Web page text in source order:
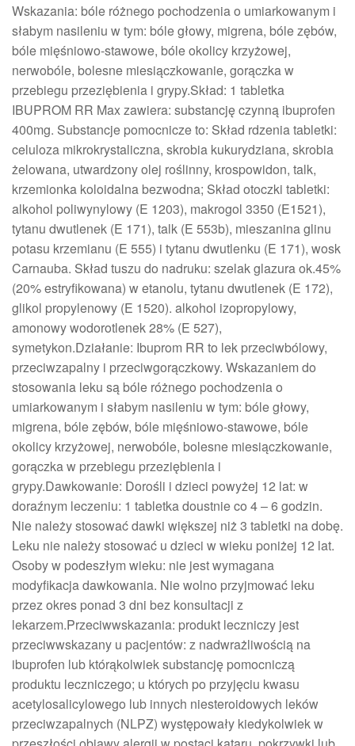
Wskazania: bóle różnego pochodzenia o umiarkowanym i
słabym nasileniu w tym: bóle głowy, migrena, bóle zębów,
bóle mięśniowo-stawowe, bóle okolicy krzyżowej,
nerwobóle, bolesne miesiączkowanie, gorączka w
przebiegu przeziębienia i grypy.Skład: 1 tabletka
IBUPROM RR Max zawiera: substancję czynną ibuprofen
400mg. Substancje pomocnicze to: Skład rdzenia tabletki:
celuloza mikrokrystaliczna, skrobia kukurydziana, skrobia
żelowana, utwardzony olej roślinny, krospowidon, talk,
krzemionka koloidalna bezwodna; Skład otoczki tabletki:
alkohol poliwynylowy (E 1203), makrogol 3350 (E1521),
tytanu dwutlenek (E 171), talk (E 553b), mieszanina glinu
potasu krzemianu (E 555) i tytanu dwutlenku (E 171), wosk
Carnauba. Skład tuszu do nadruku: szelak glazura ok.45%
(20% estryfikowana) w etanolu, tytanu dwutlenek (E 172),
glikol propylenowy (E 1520). alkohol izopropylowy,
amonowy wodorotlenek 28% (E 527),
symetykon.Działanie: Ibuprom RR to lek przeciwbólowy,
przeciwzapalny i przeciwgorączkowy. Wskazaniem do
stosowania leku są bóle różnego pochodzenia o
umiarkowanym i słabym nasileniu w tym: bóle głowy,
migrena, bóle zębów, bóle mięśniowo-stawowe, bóle
okolicy krzyżowej, nerwobóle, bolesne miesiączkowanie,
gorączka w przebiegu przeziębienia i
grypy.Dawkowanie: Dorośli i dzieci powyżej 12 lat: w
doraźnym leczeniu: 1 tabletka doustnie co 4 – 6 godzin.
Nie należy stosować dawki większej niż 3 tabletki na dobę.
Leku nie należy stosować u dzieci w wieku poniżej 12 lat.
Osoby w podeszłym wieku: nie jest wymagana
modyfikacja dawkowania. Nie wolno przyjmować leku
przez okres ponad 3 dni bez konsultacji z
lekarzem.Przeciwwskazania: produkt leczniczy jest
przeciwwskazany u pacjentów: z nadwrażliwością na
ibuprofen lub którąkolwiek substancję pomocniczą
produktu leczniczego; u których po przyjęciu kwasu
acetylosalicylowego lub innych niesteroidowych leków
przeciwzapalnych (NLPZ) występowały kiedykolwiek w